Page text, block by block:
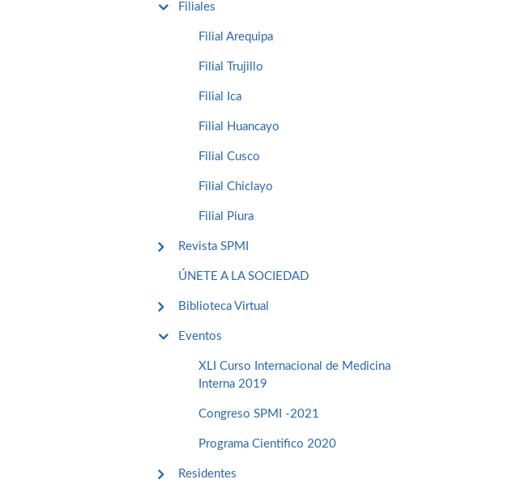
Filiales
Filial Arequipa
Filial Trujillo
Filial Ica
Filial Huancayo
Filial Cusco
Filial Chiclayo
Filial Piura
Revista SPMI
ÚNETE A LA SOCIEDAD
Biblioteca Virtual
Eventos
XLI Curso Internacional de Medicina
Interna 2019
Congreso SPMI -2021
Programa Cientifico 2020
Residentes